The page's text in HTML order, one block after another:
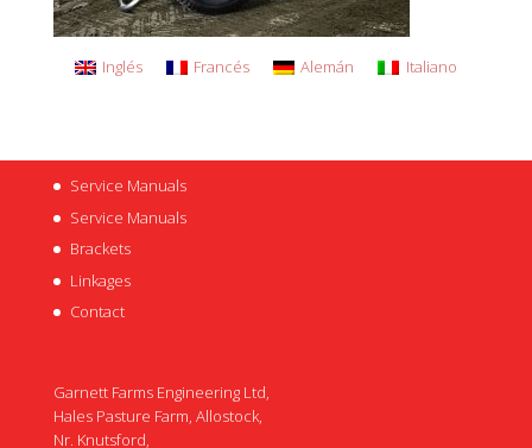
Inglés Francés Alemán Italiano
Service Manuals
Service Manuals
Brackets
Linkages
Contact
Garnett Farms Engineering Ltd,
Hales Pasture Farm, Allostock,
Nr. Knutsford,